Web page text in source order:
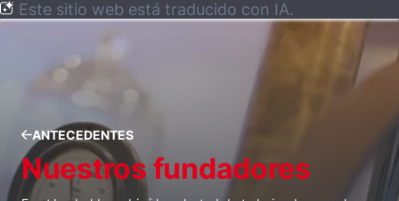
Este sitio web está traducido con IA.
ANTECEDENTES
Nuestros fundadores